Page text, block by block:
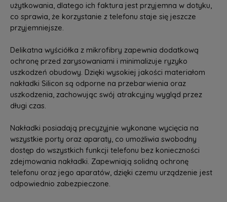
użytkowania, dlatego ich faktura jest przyjemna w dotyku,
co sprawia, że korzystanie z telefonu staje się jeszcze
przyjemniejsze.
Delikatna wyściółka z mikrofibry zapewnia dodatkową
ochronę przed zarysowaniami i minimalizuje ryzyko
uszkodzeń obudowy. Dzięki wysokiej jakości materiałom
nakładki Silicon są odporne na przebarwienia oraz
uszkodzenia, zachowując swój atrakcyjny wygląd przez
długi czas.
Nakładki posiadają precyzyjnie wykonane wycięcia na
wszystkie porty oraz aparaty, co umożliwia swobodny
dostęp do wszystkich funkcji telefonu bez konieczności
zdejmowania nakładki. Zapewniają solidną ochronę
telefonu oraz jego aparatów, dzięki czemu urządzenie jest
odpowiednio zabezpieczone.